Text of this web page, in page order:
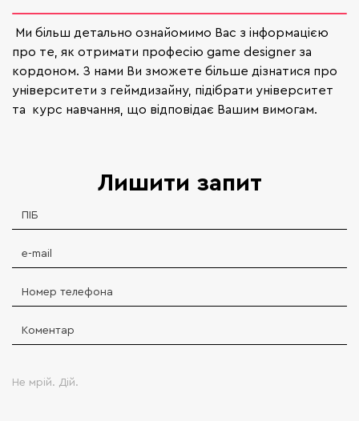
Ми більш детально ознайомимо Вас з інформацією
про те, як отримати професію game designer за
кордоном. З нами Ви зможете більше дізнатися про
університети з геймдизайну, підібрати університет
та курс навчання, що відповідає Вашим вимогам.
Лишити запит
Не мрій. Дій.